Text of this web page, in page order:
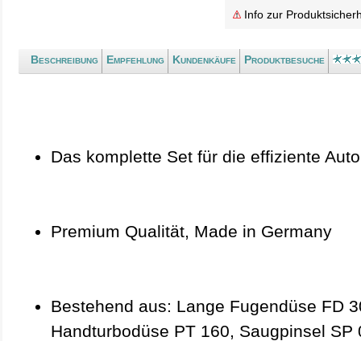
Info zur
Beschreibung Empfehlung Kundenkäufe Produktbesuche
Das komplette Set für die effiziente
Premium Qualität, Made in Germany
Bestehend aus: Lange Fugendüse FD
Handturbodüse PT 160, Saugpinsel SP